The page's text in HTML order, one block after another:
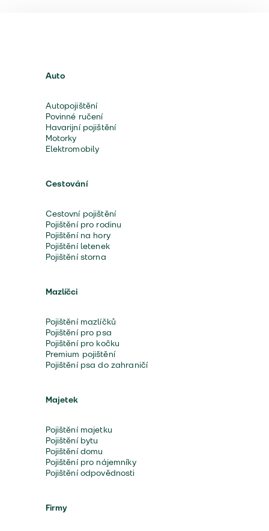
Auto
Autopojištění
Povinné ručení
Havarijní pojištění
Motorky
Elektromobily
Cestování
Cestovní pojištění
Pojištění pro rodinu
Pojištění na hory
Pojištění letenek
Pojištění storna
Mazlíčci
Pojištění mazlíčků
Pojištění pro psa
Pojištění pro kočku
Premium pojištění
Pojištění psa do zahraničí
Majetek
Pojištění majetku
Pojištění bytu
Pojištění domu
Pojištění pro nájemníky
Pojištění odpovědnosti
Firmy